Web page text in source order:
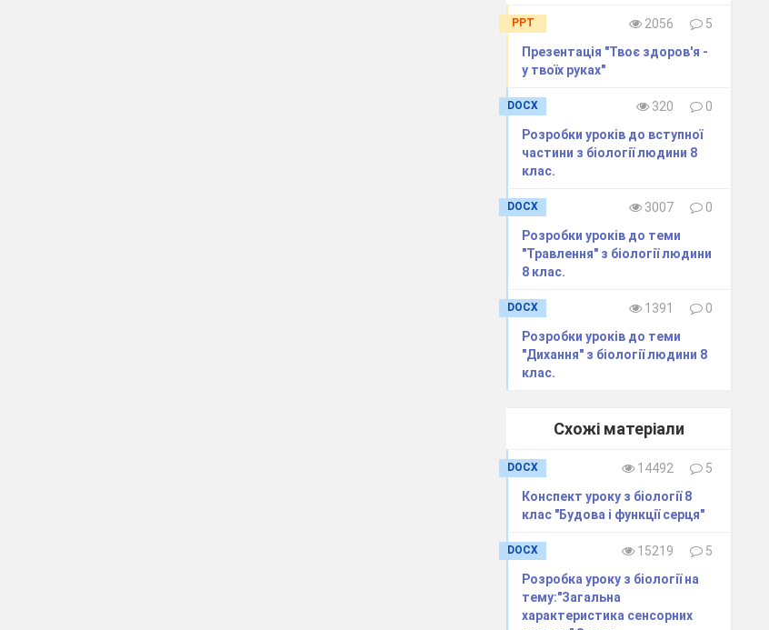
PPT 2056
5
Презентація "Твоє здоров'я -
у твоїх руках"
DOCX 320
0
Розробки уроків до вступної
частини з біології людини 8
клас.
DOCX 3007
0
Розробки уроків до теми
"Травлення" з біології людини
8 клас.
DOCX 1391
0
Розробки уроків до теми
"Дихання" з біології людини 8
клас.
Схожі матеріали
DOCX 14492
5
Конспект уроку з біології 8
клас "Будова і функції серця"
DOCX 15219
5
Розробка уроку з біології на
тему:"Загальна
характеристика сенсорних